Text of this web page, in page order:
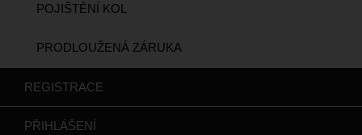
POJIŠTĚNÍ KOL
PRODLOUŽENÁ ZÁRUKA
REGISTRACE
PŘIHLÁŠENÍ